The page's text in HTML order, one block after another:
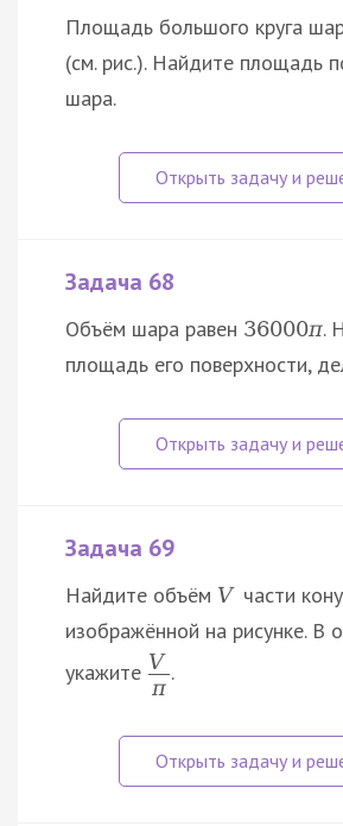
Площадь большого круга
(см. рис.). Найдите площадь
шара.
Задача 68
Объём шара равен 36000π.
площадь его поверхности,
Задача 69
Найдите объём V части
изображённой на рисунке. В
укажите V
π
.